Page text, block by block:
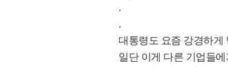
.
.
대통령도 요즘 강경하게
일단 이게 다른 기업들